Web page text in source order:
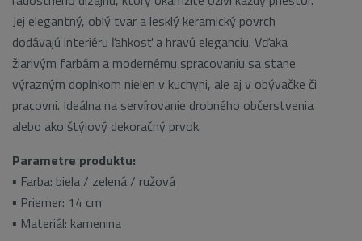
Jej elegantný, oblý tvar a lesklý keramický povrch
dodávajú interiéru ľahkosť a hravú eleganciu. Vďaka
žiarivým farbám a modernému spracovaniu sa stane
výrazným doplnkom nielen v kuchyni, ale aj v obývačke či
pracovni. Ideálna na servírovanie drobného občerstvenia
alebo ako štýlový dekoračný prvok.
Parametre produktu:
▪ Farba: biela / zelená / ružová
▪ Priemer: 14 cm
▪ Materiál: kamenina